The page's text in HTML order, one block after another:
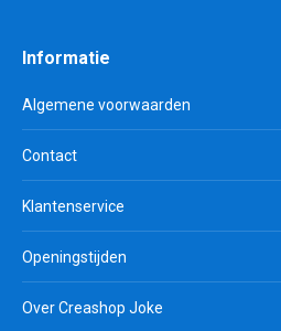
Informatie
Algemene voorwaarden
Contact
Klantenservice
Openingstijden
Over Creashop Joke